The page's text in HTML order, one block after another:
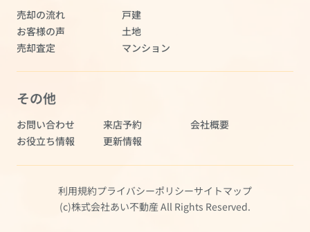
売却の流れ
お客様の声
売却査定
戸建
土地
マンション
その他
お問い合わせ 来店予約
会社概要
お役立ち情報
更新情報
利用規約プライバシーポリシーサイトマップ
(c)株式会社あい不動産 All Rights Reserved.